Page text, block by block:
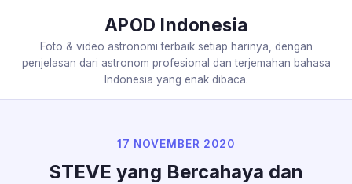
APOD Indonesia
Foto & video astronomi terbaik setiap harinya, dengan
penjelasan dari astronom profesional dan terjemahan bahasa
Indonesia yang enak dibaca.
17 NOVEMBER 2020
STEVE yang Bercahaya dan